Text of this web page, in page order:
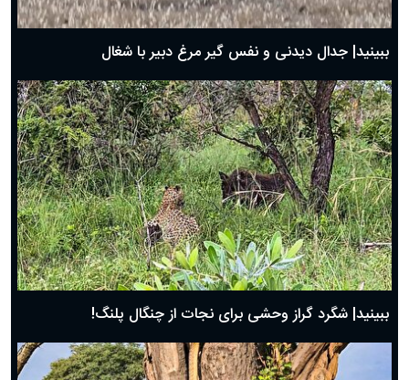
بهترین پیامک تبریک روز پدر ۱۴۰۴؛ جملات زیبا و صمیمانه
ببینید| جدال دیدنی و نفس گیر مرغ دبیر با شغال
ببینید| شگرد گراز وحشی برای نجات از چنگال پلنگ!